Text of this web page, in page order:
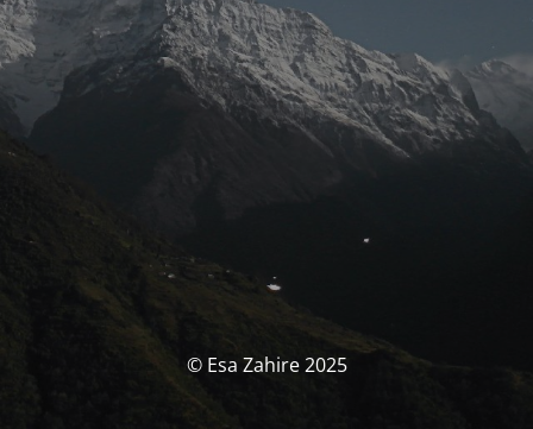
© Esa Zahire 2025